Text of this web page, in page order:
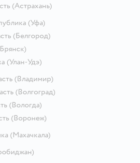
(Астрахань)
(Уфа)
(Белгород)
(Улан-Удэ)
(Владимир)
(Волгоград)
(Вологда)
(Воронеж)
(Махачкала)